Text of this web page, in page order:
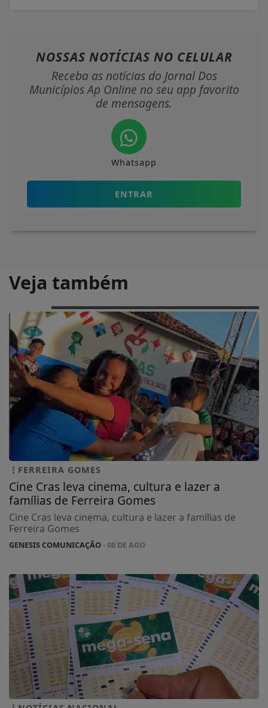
NOSSAS NOTÍCIAS NO CELULAR
Receba as notícias do Jornal Dos
Municípios Ap Online no seu app favorito
de mensagens.
Whatsapp
ENTRAR
Veja também
FERREIRA GOMES
Cine Cras leva cinema, cultura e lazer a
famílias de Ferreira Gomes
Cine Cras leva cinema, cultura e lazer a famílias de
Ferreira Gomes
GENESIS COMUNICAÇÃO- 08 DE AGO